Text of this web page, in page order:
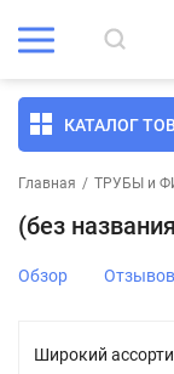
КАТАЛОГ
Главная / ТРУБЫ и
(без
Обзор
Широкий